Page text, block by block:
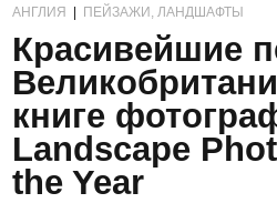
АНГЛИЯ ПЕЙЗАЖИ, ЛАНДШАФТЫ
Красивейшие
книге
Landscape
the Year